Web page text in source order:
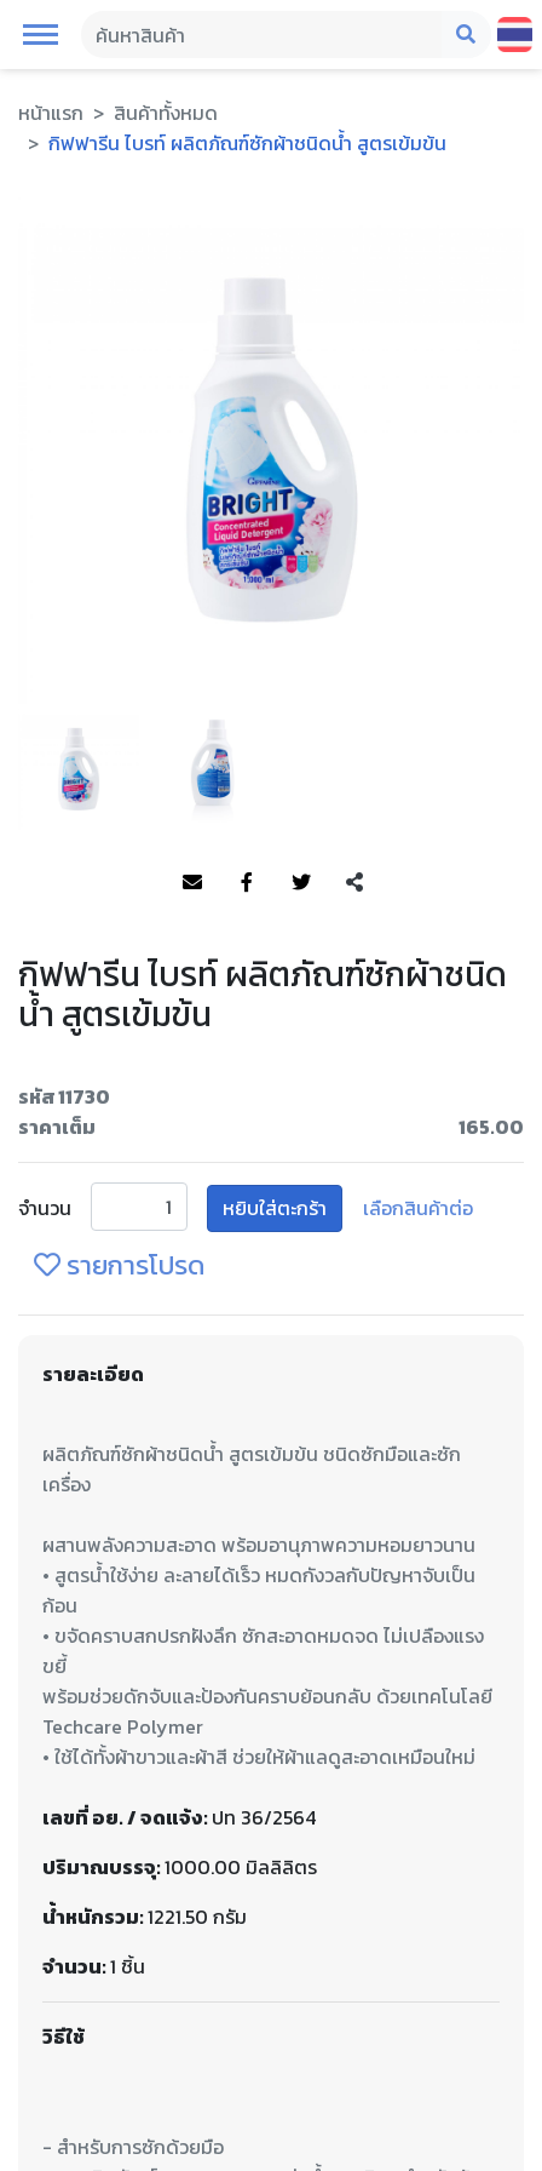
หน้าแรก
สินค้าทั้งหมด
กิฟฟารีน ไบรท์ ผลิตภัณฑ์ซักผ้าชนิดน้ำ สูตรเข้มข้น
กิฟฟารีน ไบรท์ ผลิตภัณฑ์ซักผ้าชนิด
น้ำ สูตรเข้มข้น
รหัส 11730
ราคาเต็ม
165.00
จำนวน หยิบใส่ตะกร้า เลือกสินค้าต่อ
รายการโปรด
รายละเอียด
ผลิตภัณฑ์ซักผ้าชนิดน้ำ สูตรเข้มข้น ชนิดซักมือและซัก
ผสานพลังความสะอาด พร้อมอานุภาพความหอมยาวนาน
• สูตรน้ำใช้ง่าย ละลายได้เร็ว หมดกังวลกับปัญหาจับเป็น
ก้อน
• ขจัดคราบสกปรกฝังลึก ซักสะอาดหมดจด ไม่เปลืองแรง
ขยี้
พร้อมช่วยดักจับและป้องกันคราบย้อนกลับ ด้วยเทคโนโลยี
Techcare Polymer
• ใช้ได้ทั้งผ้าขาวและผ้าสี ช่วยให้ผ้าแลดูสะอาดเหมือนใหม่
เลขที่ อย. / จดแจ้ง:ปท 36/2564
ปริมาณบรรจุ:1000.00 มิลลิลิตร
น้ำหนักรวม:1221.50 กรัม
จำนวน:1 ชิ้น
วิธีใช้
- สำหรับการซักด้วยมือ